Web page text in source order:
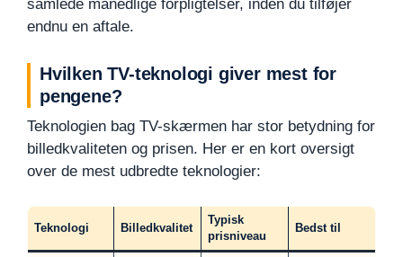
samlede månedlige forpligtelser, inden du tilføjer
endnu en aftale.
Hvilken TV-teknologi giver mest for
pengene?
Teknologien bag TV-skærmen har stor betydning for
billedkvaliteten og prisen. Her er en kort oversigt
over de mest udbredte teknologier:
Teknologi Billedkvalitet
Typisk
prisniveau
Bedst til